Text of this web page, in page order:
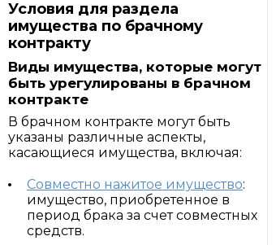
Условия для раздела
имущества по брачному
контракту
Виды имущества, которые могут
быть урегулированы в брачном
контракте
В брачном контракте могут быть
указаны различные аспекты,
касающиеся имущества, включая:
Совместно нажитое имущество:
имущество, приобретенное в
период брака за счет совместных
средств.